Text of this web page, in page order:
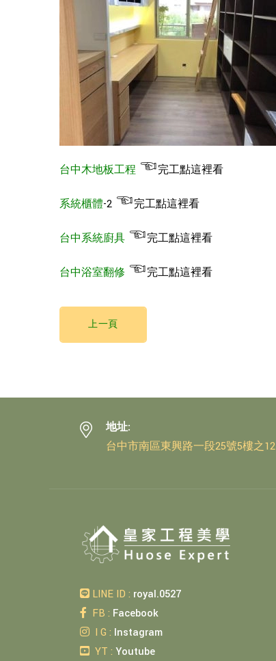
台中木地板工程 ☜完工點這裡看
系統櫃體-2 ☜完工點這裡看
台中系統廚具 ☜完工點這裡看
台中浴室翻修 ☜完工點這裡看
上一頁
地址:
台中市南區東興路一段25號5樓之12
LINE ID : royal.0527
FB : Facebook
I G : Instagram
YT : Youtube